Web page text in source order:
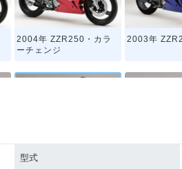
2004年 ZZR250・カラ
ーチェンジ
2003年
1996年 ZZR250 1995年
型式